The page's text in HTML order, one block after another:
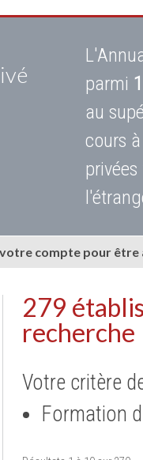
parmi
au
cours
compte pour
279
recherche
Votre critère
Formation